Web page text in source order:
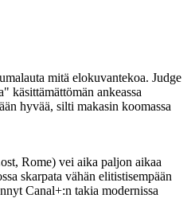
mitä elokuvantekoa. Judge
käsittämättömän ankeassa
hyvää, silti makasin koomassa
Rome) vei aika paljon aikaa
skarpata vähän elitistisempään
Canal+:n takia modernissa